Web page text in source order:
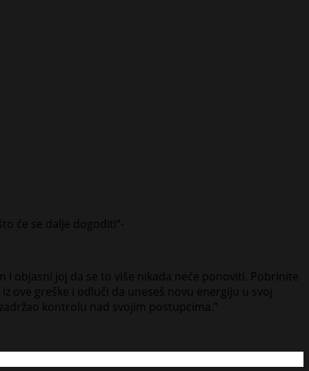
će se dalje dogoditi”-
i objasni joj da se to više nikada neće ponoviti. Pobrinite
ove greške i odluči da uneseš novu energiju u svoj
kontrolu nad svojim postupcima.”